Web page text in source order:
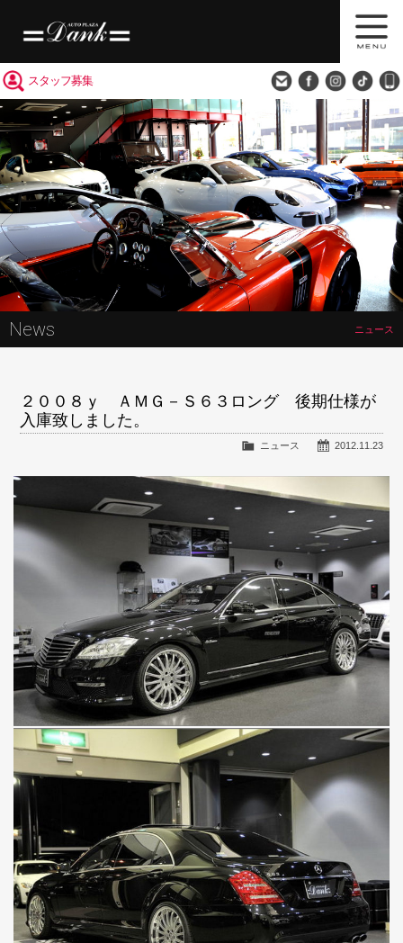
スタッフ募集
News ニュース
２００８ｙ ＡＭＧ－Ｓ６３ロング 後期仕様が
入庫致しました。
2012.11.23
ニュース